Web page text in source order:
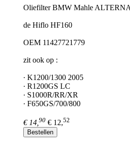
Oliefilter BMW Mahle
de Hiflo HF160
OEM 11427721779
zit ook op :
∙ K1200/1300 2005
∙ R1200GS LC
∙ S1000R/RR/XR
∙ F650GS/700/800
€ 14, 90 € 12,52
Bestellen